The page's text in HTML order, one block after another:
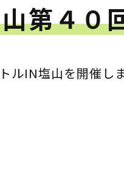
第４０
IN塩山を開催しま